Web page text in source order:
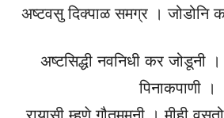
अष्टवसु दिक्पाळ समग्र ।
अष्टसिद्धी नवनिधी कर जोडूनी
पिनाकपाणी ।